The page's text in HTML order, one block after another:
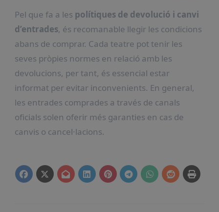
Pel que fa a les polítiques de devolució i canvi
d’entrades, és recomanable llegir les condicions
abans de comprar. Cada teatre pot tenir les
seves pròpies normes en relació amb les
devolucions, per tant, és essencial estar
informat per evitar inconvenients. En general,
les entrades comprades a través de canals
oficials solen oferir més garanties en cas de
canvis o cancel·lacions.